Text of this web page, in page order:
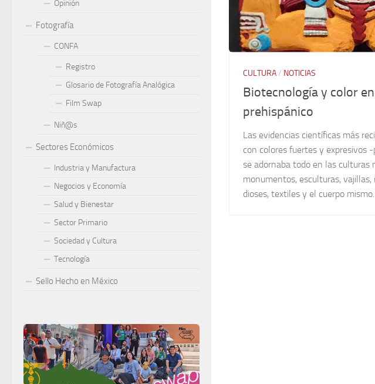
CULTURA/ NOTICIAS
Biotecnología y color
prehispánico
Las evidencias científicas más
con colores fuertes y expresivos
se adornaba todo en las culturas
monumentos, esculturas,
dioses, textiles y el cuerpo mismo.
Opinión
Fotografía
CONFA
Registro
Glosario de Fotografía Analógica
Film Swap
Niñ@s
Sectores Económicos
Industria y Manufactura
Negocios y Economía
Salud y Bienestar
Sector Primario
Sociedad y Cultura
Tecnología
Sello Hecho en México